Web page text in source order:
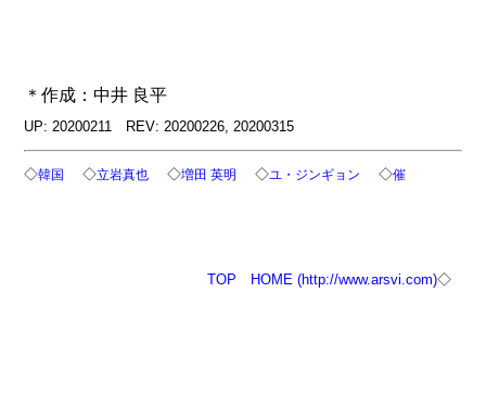
＊作成：中井 良平
UP: 20200211 REV: 20200226, 20200315
◇韓国 ◇立岩真也 ◇増田 英明 ◇ユ・ジンギョン ◇催
TOP HOME (http://www.arsvi.com)◇